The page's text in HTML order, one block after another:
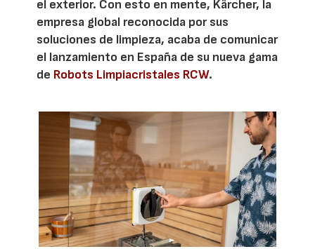
el exterior. Con esto en mente, Kärcher, la
empresa global reconocida por sus
soluciones de limpieza, acaba de comunicar
el lanzamiento en España de su nueva gama
de Robots Limpiacristales RCW.